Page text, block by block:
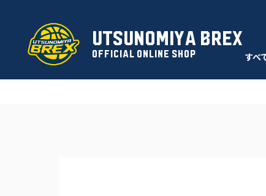
UTSUNOMIYA BREX
OFFICIAL ONLINE SHOP すべ